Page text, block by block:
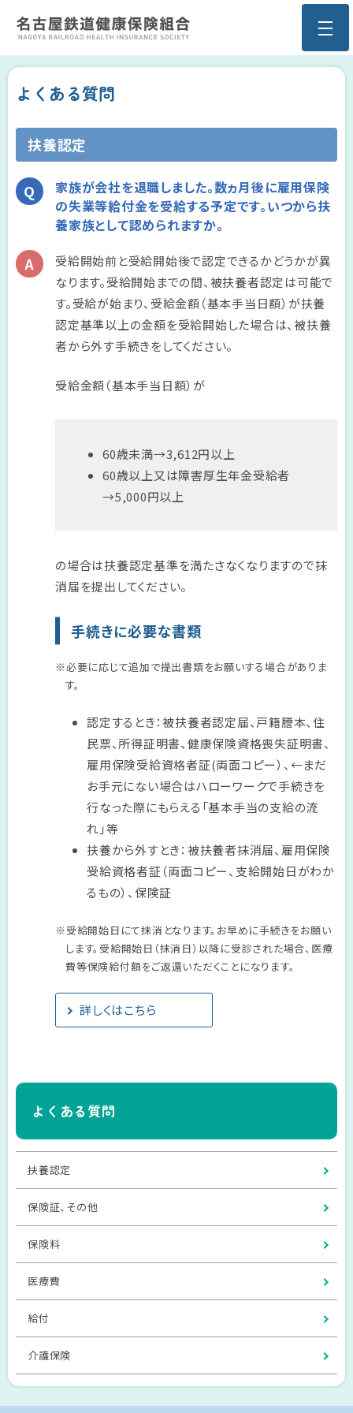
よくある質問
扶養認定
家族が会社を退職しました。数ヵ月後に雇用保険
の失業等給付金を受給する予定です。いつから扶
養家族として認められますか。
受給開始前と受給開始後で認定できるかどうかが異
なります。受給開始までの間、被扶養者認定は可能で
す。受給が始まり、受給金額（基本手当日額）が扶養
認定基準以上の金額を受給開始した場合は、被扶養
者から外す手続きをしてください。
受給金額（基本手当日額）が
60歳未満→3,612円以上
60歳以上又は障害厚生年金受給者
→5,000円以上
の場合は扶養認定基準を満たさなくなりますので抹
消届を提出してください。
手続きに必要な書類
※必要に応じて追加で提出書類をお願いする場合がありま
す。
認定するとき：被扶養者認定届、戸籍謄本、住
民票、所得証明書、健康保険資格喪失証明書、
雇用保険受給資格者証(両面コピー）、←まだ
お手元にない場合はハローワークで手続きを
行なった際にもらえる「基本手当の支給の流
れ」等
扶養から外すとき：被扶養者抹消届、雇用保険
受給資格者証（両面コピー、支給開始日がわか
るもの）、保険証
※受給開始日にて抹消となります。お早めに手続きをお願い
します。受給開始日（抹消日）以降に受診された場合、医療
費等保険給付額をご返還いただくことになります。
詳しくはこちら
よくある質問
扶養認定
保険証、その他
保険料
医療費
給付
介護保険